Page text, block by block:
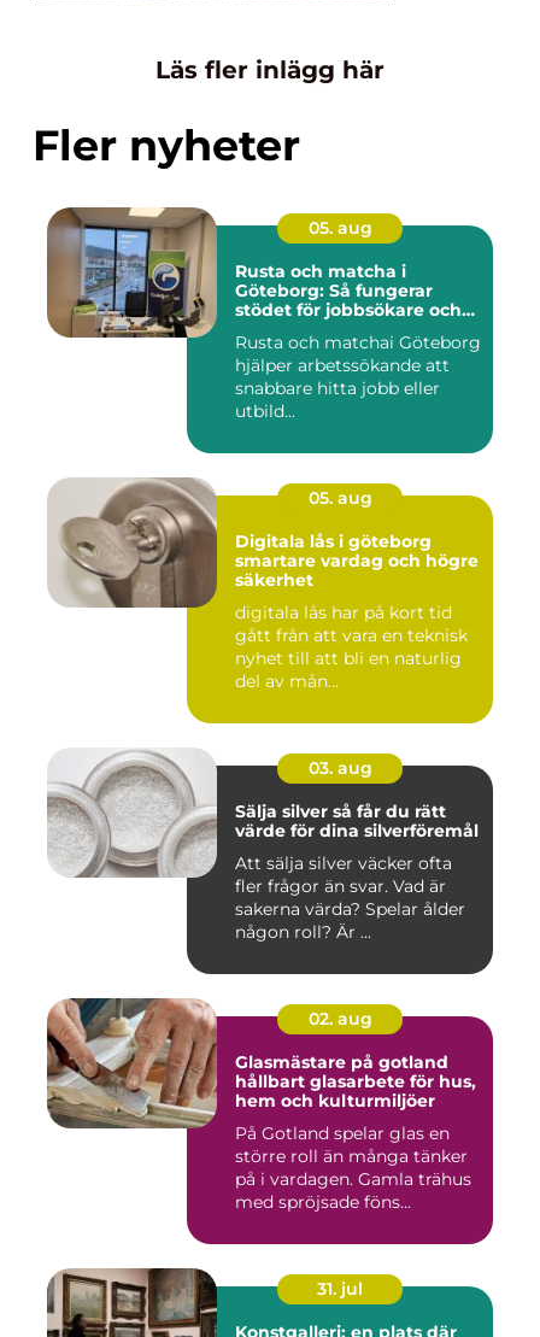
Läs fler inlägg här
Fler nyheter
05. aug
Rusta och matcha i
Göteborg: Så fungerar
stödet för jobbsökare och
Rusta och matchai Göteborg
hjälper arbetssökande att
snabbare hitta jobb eller
utbild...
05. aug
Digitala lås i göteborg
smartare vardag och högre
säkerhet
digitala lås har på kort tid
gått från att vara en teknisk
nyhet till att bli en naturlig
del av mån...
03. aug
Sälja silver så får du rätt
värde för dina silverföremål
Att sälja silver väcker ofta
fler frågor än svar. Vad är
sakerna värda? Spelar ålder
någon roll? Är ...
02. aug
Glasmästare på gotland
hållbart glasarbete för hus,
hem och kulturmiljöer
På Gotland spelar glas en
större roll än många tänker
på i vardagen. Gamla trähus
med spröjsade föns...
31. jul
Konstgalleri: en plats där